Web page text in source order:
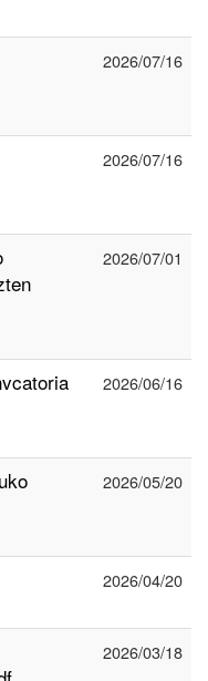
2026/07/16
2026/07/16
2026/07/01
2026/06/16
2026/05/20
2026/04/20
2026/03/18